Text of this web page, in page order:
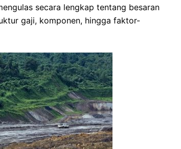
secara lengkap tentang besaran
gaji, komponen, hingga faktor-